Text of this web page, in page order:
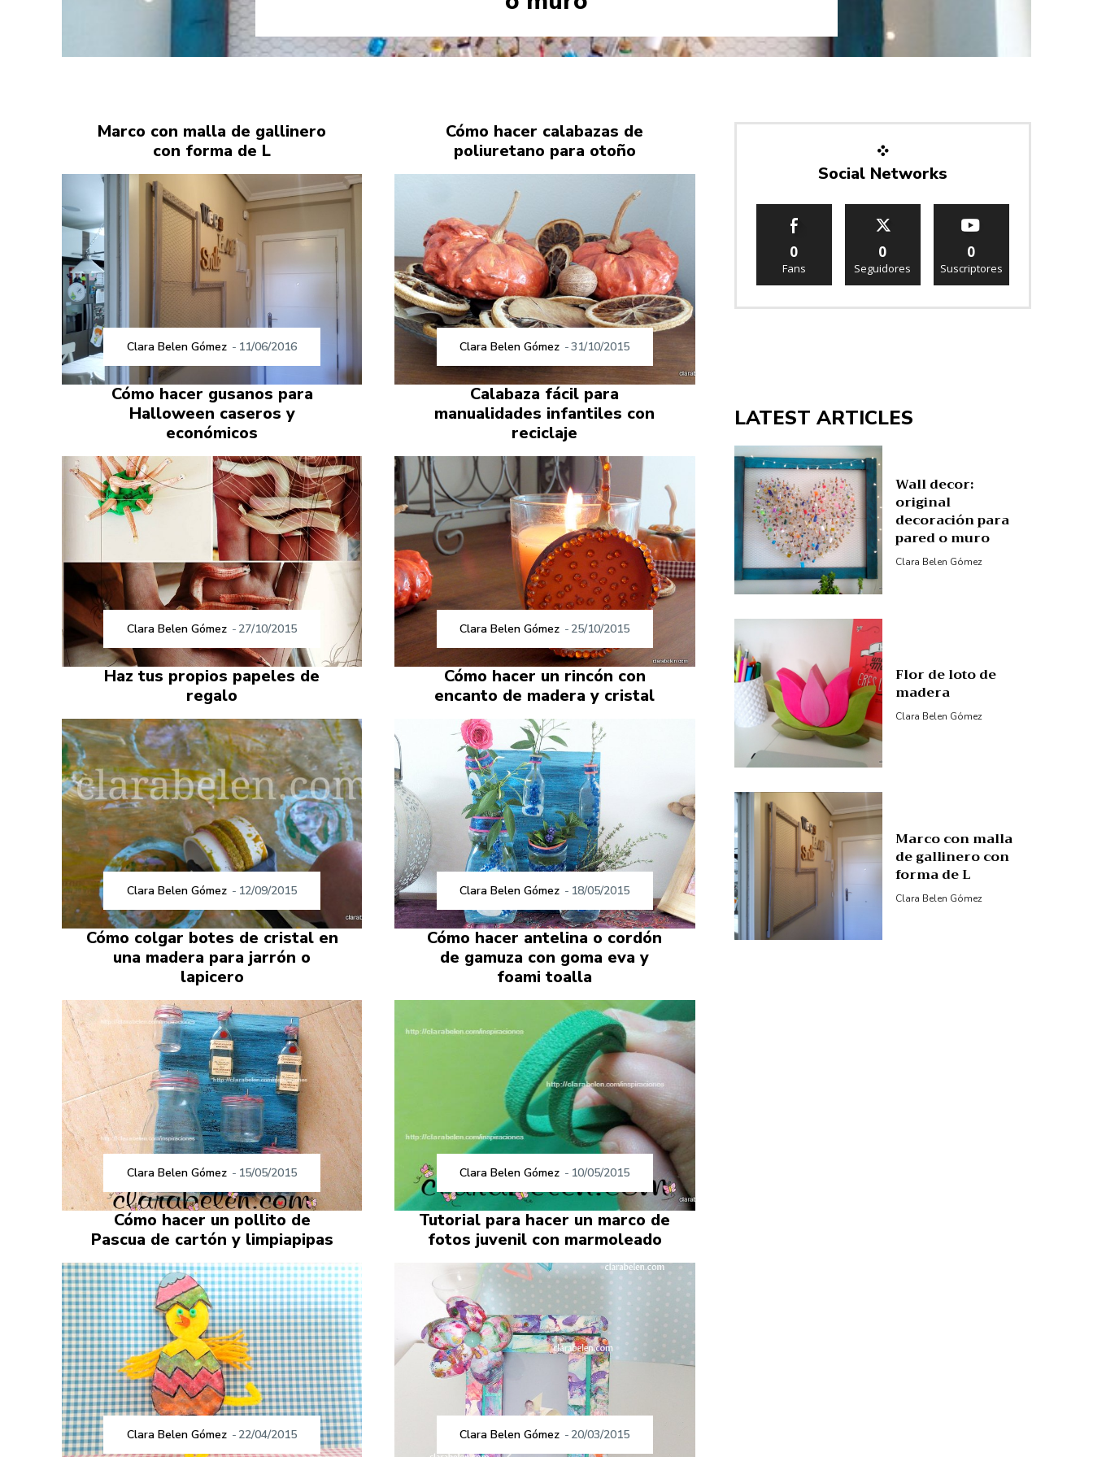
Marco con malla de gallinero
con forma de L
Clara Belen Gómez - 11/06/2016
Cómo hacer calabazas de
poliuretano para otoño
Clara Belen Gómez -31/10/2015
Cómo hacer gusanos para
Halloween caseros y
económicos
Clara Belen Gómez - 27/10/2015
Calabaza fácil para
manualidades infantiles con
reciclaje
Clara Belen Gómez - 25/10/2015
Haz tus propios papeles de
regalo
Clara Belen Gómez - 12/09/2015
Cómo hacer un rincón con
encanto de madera y cristal
Clara Belen Gómez - 18/05/2015
Cómo colgar botes de cristal en
una madera para jarrón o
lapicero
Clara Belen Gómez - 15/05/2015
Cómo hacer antelina o cordón
de gamuza con goma eva y
foami toalla
Clara Belen Gómez - 10/05/2015
Cómo hacer un pollito de
Pascua de cartón y limpiapipas
Clara Belen Gómez - 22/04/2015
Tutorial para hacer un marco de
fotos juvenil con marmoleado
Clara Belen Gómez - 20/03/2015
Social Networks
0
Fans
0
Seguidores
0
Suscriptores
LATEST ARTICLES
Wall decor:
original
decoración para
pared o muro
Clara Belen Gómez
Flor de loto de
madera
Clara Belen Gómez
Marco con malla
de gallinero con
forma de L
Clara Belen Gómez